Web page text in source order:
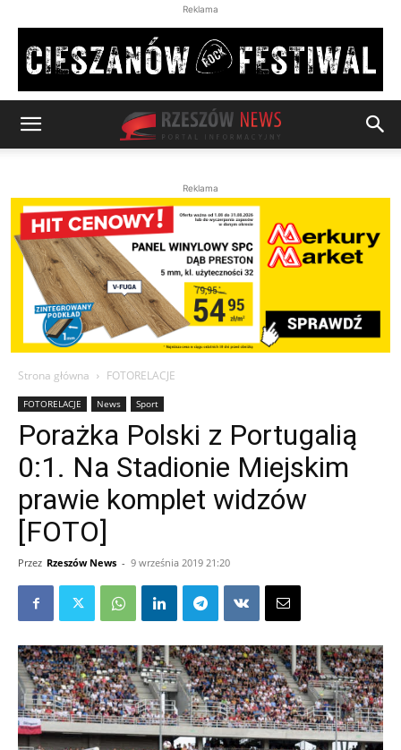
Reklama
Reklama
Strona główna FOTORELACJE
FOTORELACJE News Sport
Porażka Polski z Portugalią
0:1. Na Stadionie Miejskim
prawie komplet widzów
[FOTO]
Przez Rzeszów News - 9 września 2019 21:20